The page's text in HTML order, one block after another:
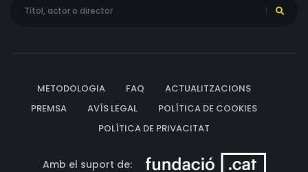
METODOLOGIA FAQ
ACTUALITZACIONS
PREMSA
AVÍS LEGAL
POLÍTICA DE COOKIES
POLÍTICA DE PRIVACITAT
Amb el suport de: